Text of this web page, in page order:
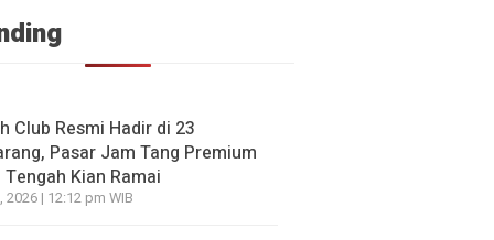
yang lalu
yang Dikira Bangkai
Ternyata Jenazah Pria
Kepala, Warga Depok Syok
Main
Club Resmi Hadir di 23
Pasar Jam Tang Premium
Kian Ramai
2026 | 12:12 pm WIB